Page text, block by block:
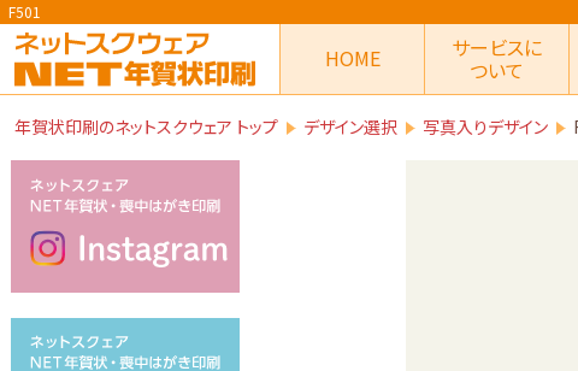
F501
HOME サービスに
ついて
年賀状印刷のネットスクウェア トップ デザイン選択 写真入りデザイン